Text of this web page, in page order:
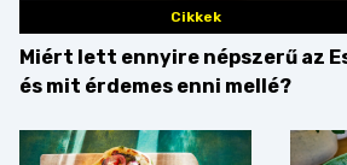
Cikkek
Miért lett ennyire népszerű az
és mit érdemes enni mellé?